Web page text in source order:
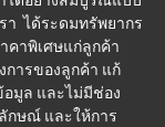
า ได้ระดมทรัพยากร
าพิเศษแก่ลูกค้า
การของลูกค้า แก้
มูล และไม่มีช่อง
กษณ์ และให้การ